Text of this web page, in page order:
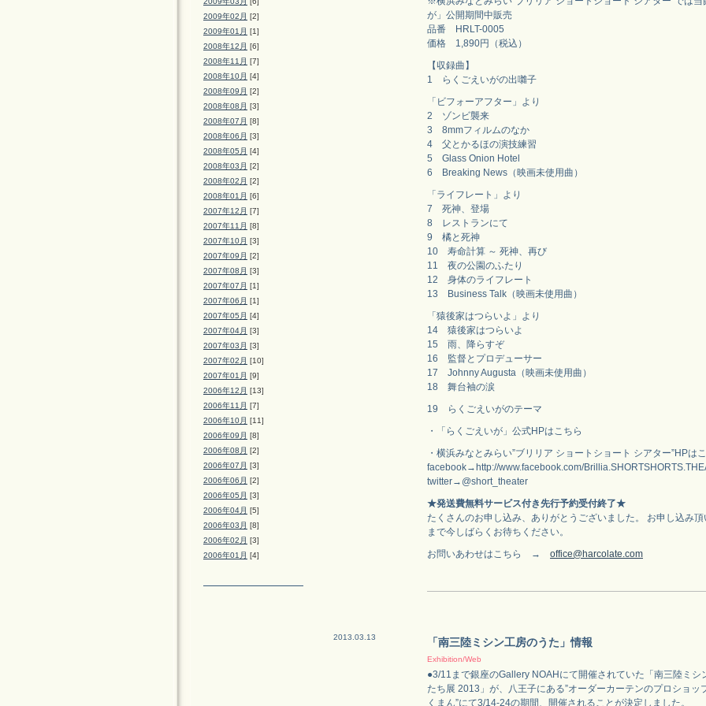
2009年02月 [2]
2009年01月 [1]
2008年12月 [6]
2008年11月 [7]
2008年10月 [4]
2008年09月 [2]
2008年08月 [3]
2008年07月 [8]
2008年06月 [3]
2008年05月 [4]
2008年03月 [2]
2008年02月 [2]
2008年01月 [6]
2007年12月 [7]
2007年11月 [8]
2007年10月 [3]
2007年09月 [2]
2007年08月 [3]
2007年07月 [1]
2007年06月 [1]
2007年05月 [4]
2007年04月 [3]
2007年03月 [3]
2007年02月 [10]
2007年01月 [9]
2006年12月 [13]
2006年11月 [7]
2006年10月 [11]
2006年09月 [8]
2006年08月 [2]
2006年07月 [3]
2006年06月 [2]
2006年05月 [3]
2006年04月 [5]
2006年03月 [8]
2006年02月 [3]
2006年01月 [4]
が」公開期間中販売
品番 HRLT-0005
価格 1,890円（税込）
【収録曲】
1 らくごえいがの出囃子
「ビフォーアフター」より
2 ゾンビ襲来
3 8mmフィルムのなか
4 父とかるほの演技練習
5 Glass Onion Hotel
6 Breaking News（映画未使用曲）
「ライフレート」より
7 死神、登場
8 レストランにて
9 橘と死神
10 寿命計算 ～ 死神、再び
11 夜の公園のふたり
12 身体のライフレート
13 Business Talk（映画未使用曲）
「猿後家はつらいよ」より
14 猿後家はつらいよ
15 雨、降らすぞ
16 監督とプロデューサー
17 Johnny Augusta（映画未使用曲）
18 舞台袖の涙
19 らくごえいがのテーマ
・「らくごえいが」公式HPはこちら
・横浜みなとみらい”ブリリア ショートショート シアター”HPは
facebook→http://www.facebook.com/
twitter→@short_theater
★発送費無料サービス付き先行予約受付終了★
たくさんのお申し込み、ありがとうございました。 お申し込み
まで今しばらくお待ちください。
お問いあわせはこちら → office@harcolate.com
2013.03.13 「南三陸ミシン工房のうた」情報
Exhibition/Web
●3/11まで銀座のGallery NOAHにて開催されていた「南三陸ミシ
たち展 2013」が、八王子にある”オーダーカーテンのプロショ
くまん”にて3/14-24の期間、開催されることが決定しました。